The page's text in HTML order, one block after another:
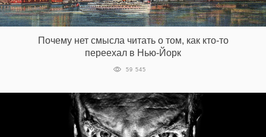
Почему нет смысла читать о том, как кто-то
переехал в Нью-Йорк
59 545